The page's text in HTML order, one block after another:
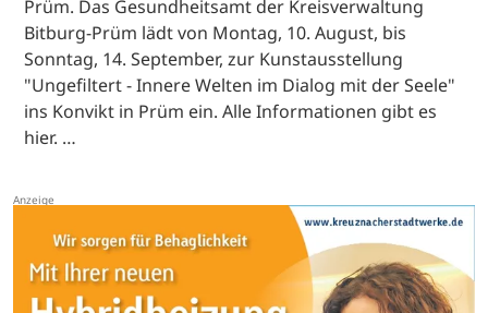
Prüm. Das Gesundheitsamt der Kreisverwaltung
Bitburg-Prüm lädt von Montag, 10. August, bis
Sonntag, 14. September, zur Kunstausstellung
"Ungefiltert - Innere Welten im Dialog mit der Seele"
ins Konvikt in Prüm ein. Alle Informationen gibt es
hier. …